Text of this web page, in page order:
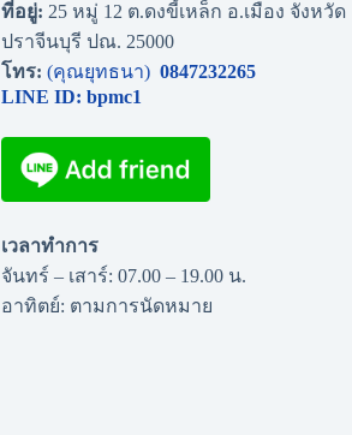
ที่อยู่: 25 หมู่ 12 ต.ดงขี้เหล็ก อ.เมือง จังหวัด
ปราจีนบุรี ปณ. 25000
โทร:(คุณยุทธนา) 0847232265
LINE ID: bpmc1
เวลาทำการ
จันทร์ – เสาร์: 07.00 – 19.00 น.
อาทิตย์: ตามการนัดหมาย